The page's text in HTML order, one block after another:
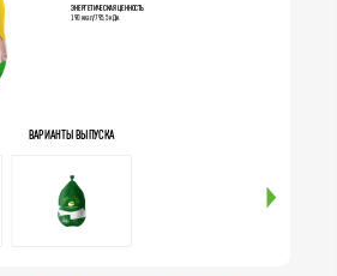
Первая категория
ЭНЕРГЕТИЧЕСКАЯ ЦЕННОСТЬ
190 ккал/795,5 кДж.
ВАРИАНТЫ ВЫПУСКА